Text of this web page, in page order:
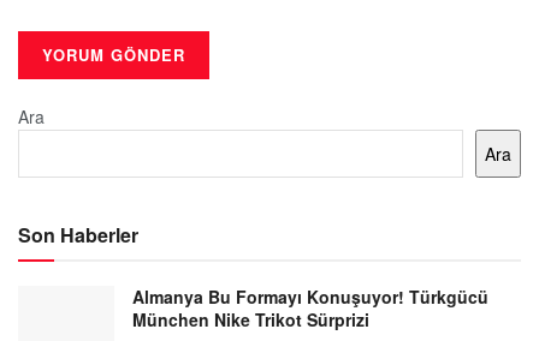
Ara
Ara
Son Haberler
Almanya Bu Formayı Konuşuyor! Türkgücü
München Nike Trikot Sürprizi